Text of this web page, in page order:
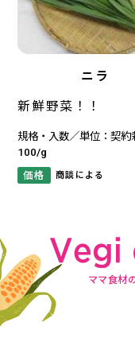
ニラ
新鮮野菜！！
規格・入数／単位：契約
100/g
価格
商談による
ママ食材